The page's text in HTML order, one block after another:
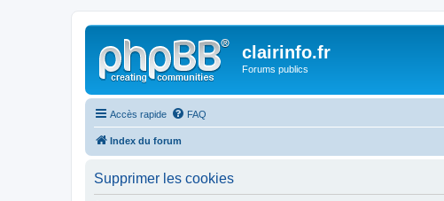
clairinfo.fr
Forums publics
Accès rapide FAQ
Index du forum
Supprimer les cookies